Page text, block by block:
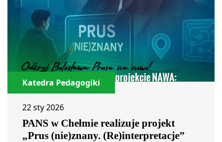
Katedra Pedagogiki
22 sty 2026
PANS w Chełmie realizuje projekt
„Prus (nie)znany. (Re)interpretacje”